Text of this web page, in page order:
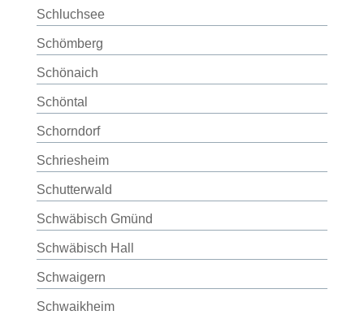
Schluchsee
Schömberg
Schönaich
Schöntal
Schorndorf
Schriesheim
Schutterwald
Schwäbisch Gmünd
Schwäbisch Hall
Schwaigern
Schwaikheim